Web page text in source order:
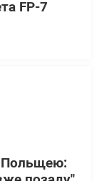
FP-7
Польщею: